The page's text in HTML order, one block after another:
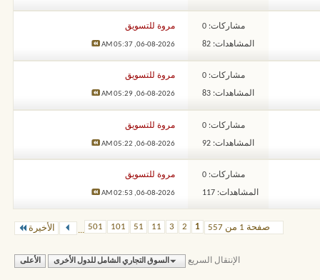
مشاركات: 0
المشاهدات: 82
مروة للتسويق
06-08-2026,
05:37 AM
مشاركات: 0
المشاهدات: 83
مروة للتسويق
06-08-2026,
05:29 AM
مشاركات: 0
المشاهدات: 92
مروة للتسويق
06-08-2026,
05:22 AM
مشاركات: 0
المشاهدات: 117
مروة للتسويق
06-08-2026,
02:53 AM
صفحة 1 من 557 1
2
3
11
51
101
501
... الأخيرة
الإنتقال السريع السوق التجاري الشامل للدول الأخرى الأعلى